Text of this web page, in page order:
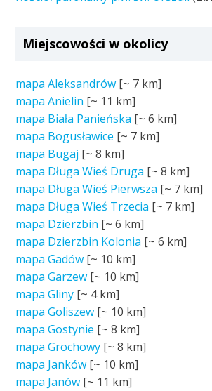
Miejscowości w okolicy
mapa Aleksandrów [~ 7 km]
mapa Anielin [~ 11 km]
mapa Biała Panieńska [~6 km]
mapa Bogusławice [~ 7 km]
mapa Bugaj [~8 km]
mapa Długa Wieś Druga [~8 km]
mapa Długa Wieś Pierwsza [~ 7 km]
mapa Długa Wieś Trzecia [~ 7 km]
mapa Dzierzbin [~6 km]
mapa Dzierzbin Kolonia [~6 km]
mapa Gadów [~ 10 km]
mapa Garzew [~ 10 km]
mapa Gliny [~ 4 km]
mapa Goliszew [~ 10 km]
mapa Gostynie [~8 km]
mapa Grochowy [~8 km]
mapa Janków [~ 10 km]
mapa Janów [~ 11 km]